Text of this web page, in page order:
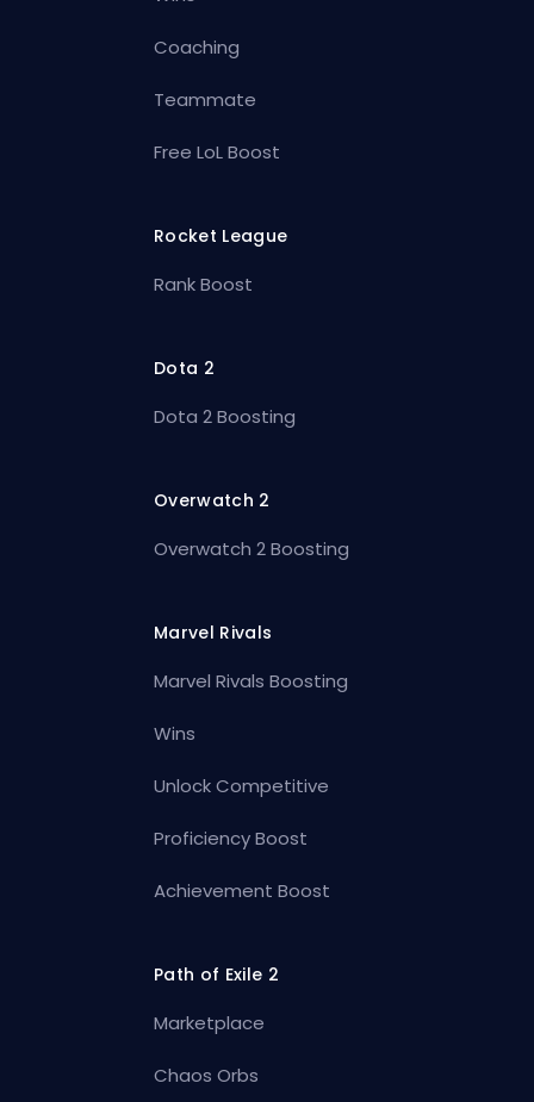
Coaching
Teammate
Free LoL Boost
Rocket League
Rank Boost
Dota 2
Dota 2 Boosting
Overwatch 2
Overwatch 2 Boosting
Marvel Rivals
Marvel Rivals Boosting
Wins
Unlock Competitive
Proficiency Boost
Achievement Boost
Path of Exile 2
Marketplace
Chaos Orbs